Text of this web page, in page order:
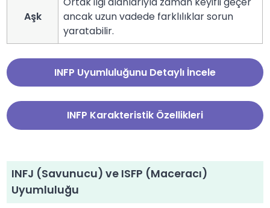
Aşk
ancak uzun vadede farklılıklar sorun
yaratabilir.
INFP Uyumluluğunu Detaylı İncele
INFP Karakteristik Özellikleri
INFJ (Savunucu) ve ISFP (Maceracı)
Uyumluluğu